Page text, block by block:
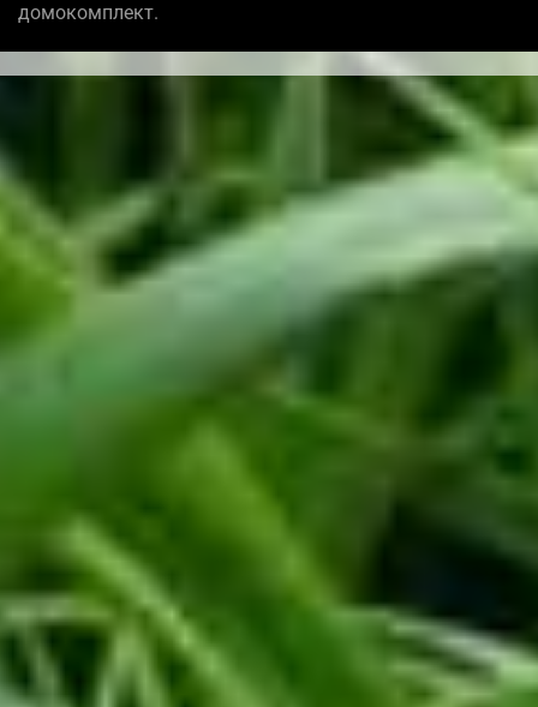
домокомплект.